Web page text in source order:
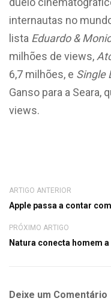
internautas no
lista Eduardo &
milhões de views,
6,7 milhões, e Single
Ganso para a Seara,
views.
ARTIGO ANTERIOR
Apple passa a contar
PRÓXIMO ARTIGO
Natura conecta homem
Deixe um Comentário